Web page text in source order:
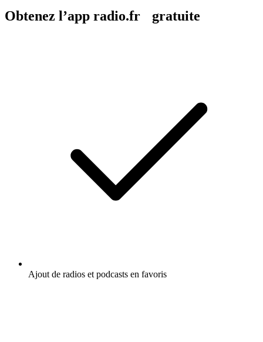
Obtenez l’app radio.fr gratuite
Ajout de radios et podcasts en favoris